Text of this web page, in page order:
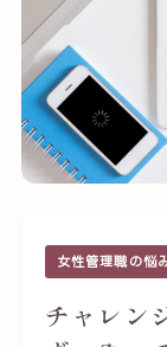
女性管理職の悩
チャレン